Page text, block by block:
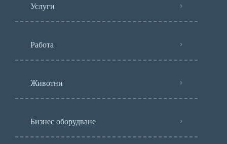
Услуги
Работа
Животни
Бизнес оборудване